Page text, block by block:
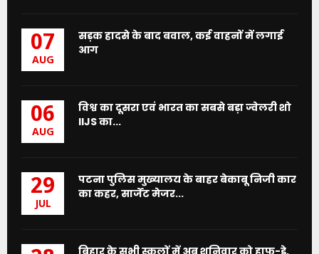
07
AUG
सड़क हादसे के बाद बवाल, कई वाहनों में लगाई
आग
06
AUG
विश्व का दूसरा एवं भारत का सबसे बड़ा ज्वेलरी शो
IIJS का...
29
JUL
पटना पुलिस मुख्यालय के बाहर बेकाबू निजी कार
का कहर, सार्जेंट मेजर...
बिहार के सभी स्कूलों में अब शनिवार को हाफ-डे,